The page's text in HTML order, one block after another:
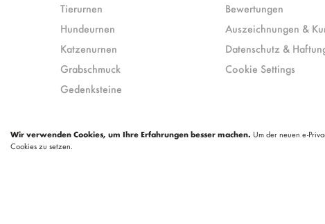
Tierurnen
Hundeurnen
Katzenurnen
Grabschmuck
Gedenksteine
Bewertungen
Auszeichnungen &
Datenschutz &
Cookie Settings
Wir verwenden Cookies, um Ihre Erfahrungen besser machen. Um der neuen e-
Cookies zu setzen.